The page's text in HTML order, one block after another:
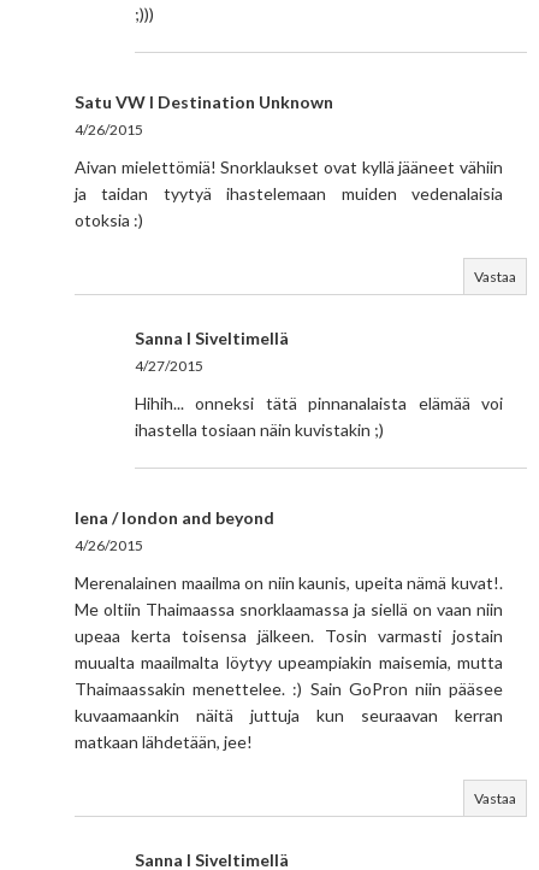
;)))
Satu VW I Destination Unknown
4/26/2015
Aivan mielettömiä! Snorklaukset ovat kyllä jääneet vähiin
ja taidan tyytyä ihastelemaan muiden vedenalaisia
otoksia :)
Vastaa
Sanna I Siveltimellä
4/27/2015
Hihih... onneksi tätä pinnanalaista elämää voi
ihastella tosiaan näin kuvistakin ;)
lena / london and beyond
4/26/2015
Merenalainen maailma on niin kaunis, upeita nämä kuvat!.
Me oltiin Thaimaassa snorklaamassa ja siellä on vaan niin
upeaa kerta toisensa jälkeen. Tosin varmasti jostain
muualta maailmalta löytyy upeampiakin maisemia, mutta
Thaimaassakin menettelee. :) Sain GoPron niin pääsee
kuvaamaankin näitä juttuja kun seuraavan kerran
matkaan lähdetään, jee!
Vastaa
Sanna I Siveltimellä